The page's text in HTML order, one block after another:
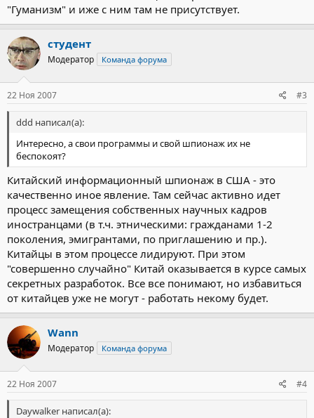
"Гуманизм" и иже с ним там не присутствует.
студент
Модератор Команда форума
22 Ноя 2007 #3
ddd написал(а):
Интересно, а свои программы и свой шпионаж их не
беспокоят?
Китайский информационный шпионаж в США - это
качественно иное явление. Там сейчас активно идет
процесс замещения собственных научных кадров
иностранцами (в т.ч. этническими: гражданами 1-2
поколения, эмигрантами, по приглашению и пр.).
Китайцы в этом процессе лидируют. При этом
"совершенно случайно" Китай оказывается в курсе самых
секретных разработок. Все все понимают, но избавиться
от китайцев уже не могут - работать некому будет.
Wann
Модератор Команда форума
22 Ноя 2007 #4
Daywalker написал(а):